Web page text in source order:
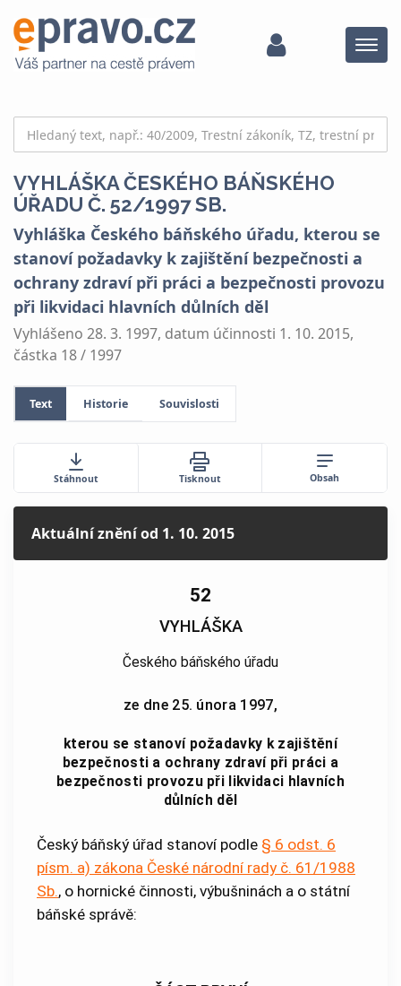
Menu
VYHLÁŠKA ČESKÉHO BÁŇSKÉHO
ÚŘADU Č. 52/1997 SB.
Vyhláška Českého báňského úřadu, kterou se
stanoví požadavky k zajištění bezpečnosti a
ochrany zdraví při práci a bezpečnosti provozu
při likvidaci hlavních důlních děl
Vyhlášeno 28. 3. 1997, datum účinnosti 1. 10. 2015,
částka 18 / 1997
Text Historie Souvislosti
Stáhnout Tisknout Obsah
Aktuální zněníod 1. 10. 2015
52
VYHLÁŠKA
Českého báňského úřadu
ze dne 25. února 1997,
kterou se stanoví požadavky k zajištění
bezpečnosti a ochrany zdraví při práci a
bezpečnosti provozu při likvidaci hlavních
důlních děl
Český báňský úřad stanoví podle § 6 odst. 6
písm. a) zákona České národní rady č. 61/1988
Sb., o hornické činnosti, výbušninách a o státní
báňské správě: